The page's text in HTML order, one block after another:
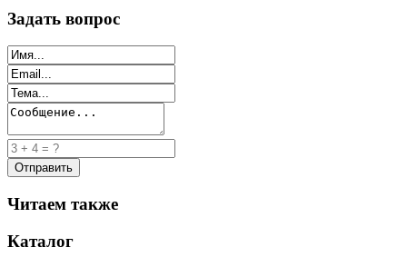
Задать вопрос
Читаем также
Каталог